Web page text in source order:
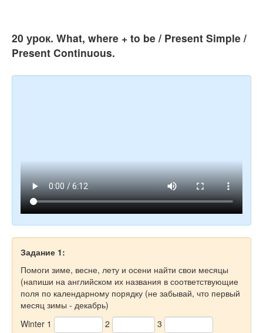
20 урок. What, where + to be / Present Simple /
Present Continuous.
Задание 1:
Помоги зиме, весне, лету и осени найти свои месяцы
(напиши на английском их названия в соответствующие
поля по календарному порядку (не забывай, что первый
месяц зимы - декабрь)
Winter 1
2 3